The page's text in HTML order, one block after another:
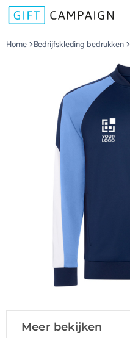
Home Bedrijfskleding bedrukken
Meer bekijken